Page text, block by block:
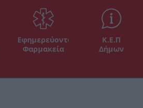
Εφημερεύοντα
Φαρμακεία
Κ.Ε.Π
Δήμων